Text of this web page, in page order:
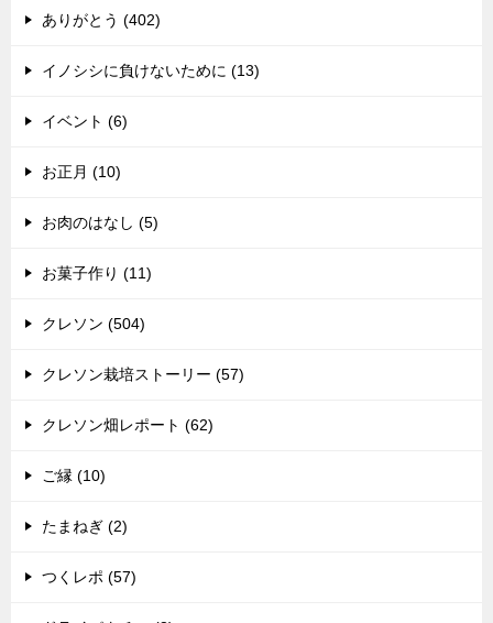
ありがとう (402)
イノシシに負けないために (13)
イベント (6)
お正月 (10)
お肉のはなし (5)
お菓子作り (11)
クレソン (504)
クレソン栽培ストーリー (57)
クレソン畑レポート (62)
ご縁 (10)
たまねぎ (2)
つくレポ (57)